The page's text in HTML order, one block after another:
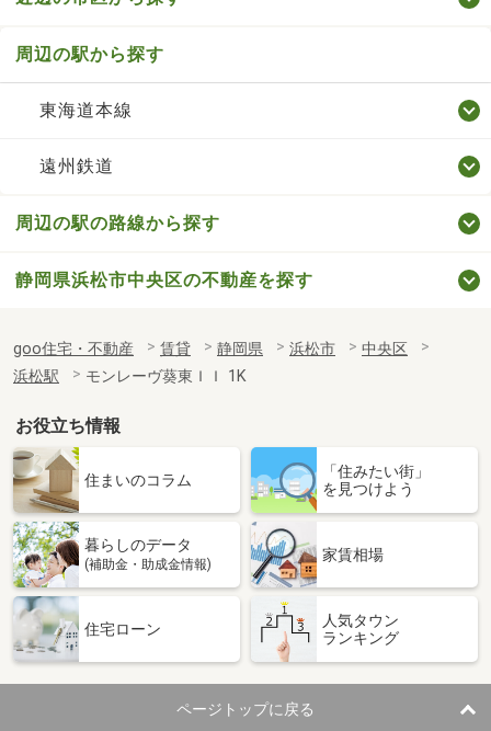
周辺の駅から探す
東海道本線
遠州鉄道
周辺の駅の路線から探す
静岡県浜松市中央区の不動産を探す
goo住宅・不動産 賃貸 静岡県 浜松市
中央区
浜松駅
モンレーヴ葵東ＩＩ 1K
お役立ち情報
住まいのコラム
「住みたい街」
を見つけよう
暮らしのデータ
(補助金・助成金情報)
家賃相場
住宅ローン
人気タウン
ランキング
ページトップに戻る